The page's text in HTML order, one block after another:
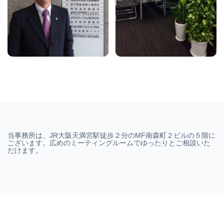
当事務所は、JR大阪天満宮駅徒歩２分のMF南森町２ビルの５階に
ございます。広めのミーティングルームでゆったりとご相談いた
だけます。